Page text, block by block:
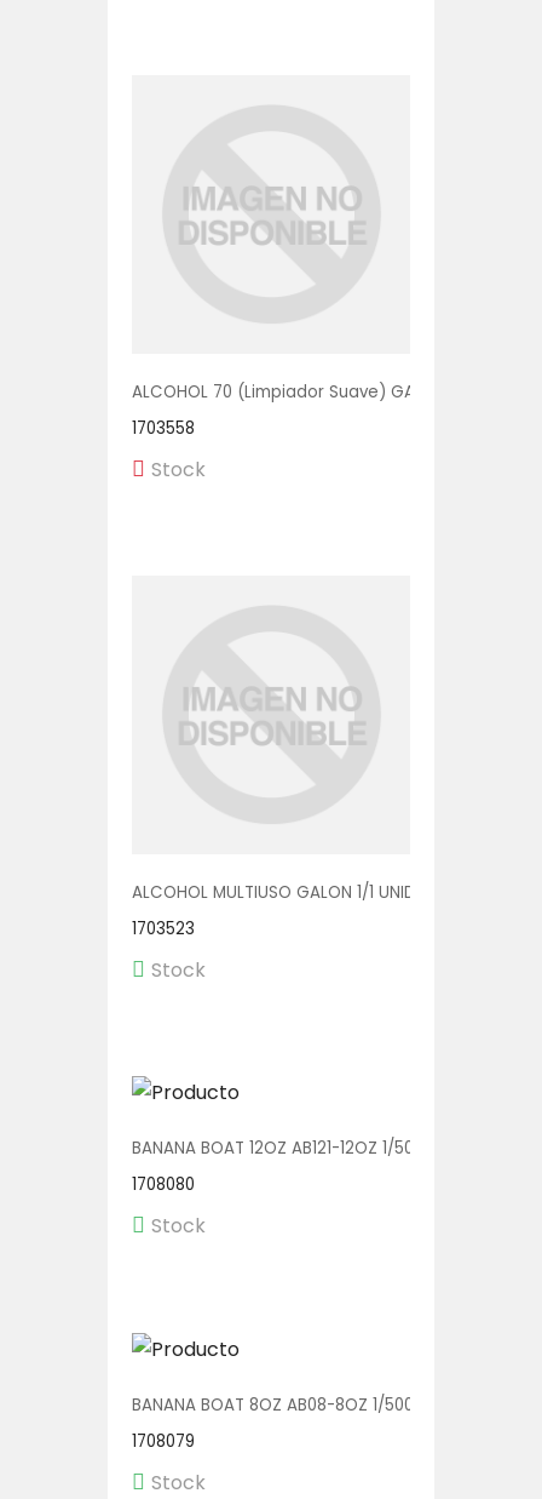
ALCOHOL 70 (Limpiador Suave) GALON 1/1 UNIDAD
1703558
Stock
ALCOHOL MULTIUSO GALON 1/1 UNIDAD
1703523
Stock
BANANA BOAT 12OZ AB121-12OZ 1/500
1708080
Stock
BANANA BOAT 8OZ AB08-8OZ 1/500
1708079
Stock